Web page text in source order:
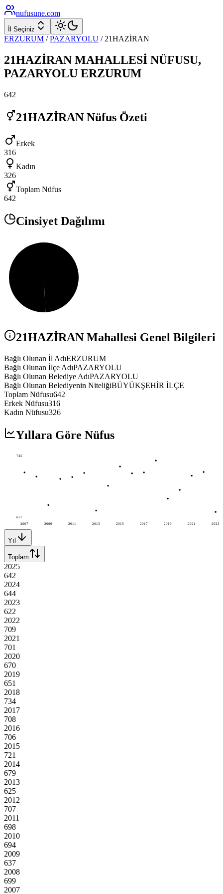
nufusune.com
İl Seçiniz
ERZURUM / PAZARYOLU / 21HAZİRAN
21HAZİRAN MAHALLESİ NÜFUSU,
PAZARYOLU ERZURUM
642
21HAZİRAN Nüfus Özeti
Erkek
316
Kadın
326
Toplam Nüfus
642
Cinsiyet Dağılımı
21HAZİRAN Mahallesi Genel Bilgileri
Bağlı Olunan İl AdıERZURUM
Bağlı Olunan İlçe AdıPAZARYOLU
Bağlı Olunan Belediye AdıPAZARYOLU
Bağlı Olunan Belediyenin NiteliğiBÜYÜKŞEHİR İLÇE
Toplam Nüfusu642
Erkek Nüfusu316
Kadın Nüfusu326
Yıllara Göre Nüfus
2007 2009 2011 2013 2015 2017 2019 2021 2023
745
611
Yıl
Toplam
2025
642
2024
644
2023
622
2022
709
2021
701
2020
670
2019
651
2018
734
2017
708
2016
706
2015
721
2014
679
2013
625
2012
707
2011
698
2010
694
2009
637
2008
699
2007